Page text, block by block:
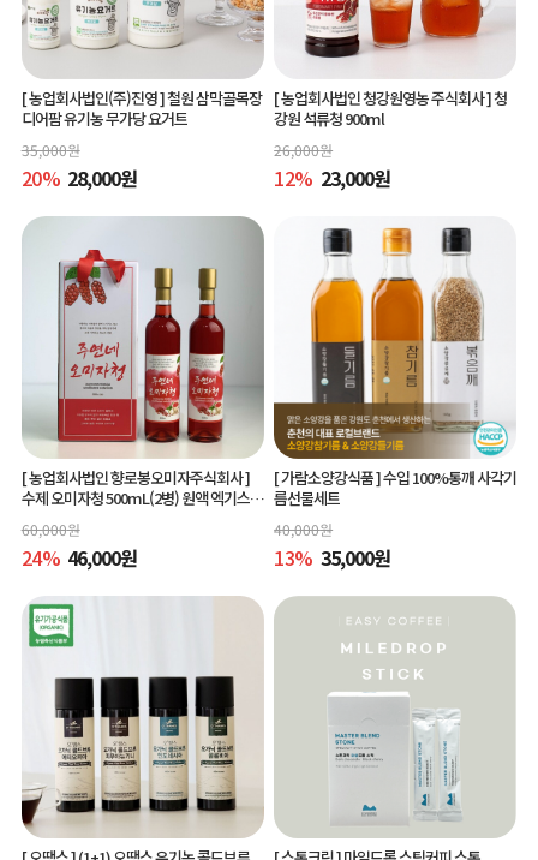
[ 농업회사법인(주)진영 ]철원 삼막골목장
디어팜 유기농 무가당 요거트
35,000원
20% 28,000원
[ 농업회사법인 청강원영농 주식회사 ]청
강원 석류청 900ml
26,000원
12% 23,000원
[ 농업회사법인 향로봉오미자주식회사 ]
수제 오미자청 500mL(2병) 원액 엑기스l
[주연네 오미자]
60,000원
24% 46,000원
[ 가람소양강식품 ]수입 100%통깨 사각기
름선물세트
40,000원
13% 35,000원